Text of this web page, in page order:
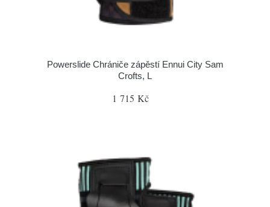
Powerslide Chrániče zápěstí Ennui City Sam
Crofts, L
1 715 Kč